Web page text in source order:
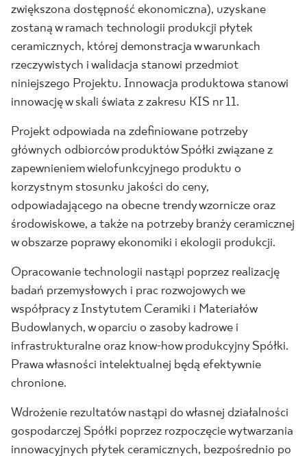
zwiększona dostępność ekonomiczna), uzyskane
zostaną w ramach technologii produkcji płytek
ceramicznych, której demonstracja w warunkach
rzeczywistych i walidacja stanowi przedmiot
niniejszego Projektu. Innowacja produktowa stanowi
innowację w skali świata z zakresu KIS nr 11.
Projekt odpowiada na zdefiniowane potrzeby
głównych odbiorców produktów Spółki związane z
zapewnieniem wielofunkcyjnego produktu o
korzystnym stosunku jakości do ceny,
odpowiadającego na obecne trendy wzornicze oraz
środowiskowe, a także na potrzeby branży ceramicznej
w obszarze poprawy ekonomiki i ekologii produkcji.
Opracowanie technologii nastąpi poprzez realizację
badań przemysłowych i prac rozwojowych we
współpracy z Instytutem Ceramiki i Materiałów
Budowlanych, w oparciu o zasoby kadrowe i
infrastrukturalne oraz know-how produkcyjny Spółki.
Prawa własności intelektualnej będą efektywnie
chronione.
Wdrożenie rezultatów nastąpi do własnej działalności
gospodarczej Spółki poprzez rozpoczęcie wytwarzania
innowacyjnych płytek ceramicznych, bezpośrednio po